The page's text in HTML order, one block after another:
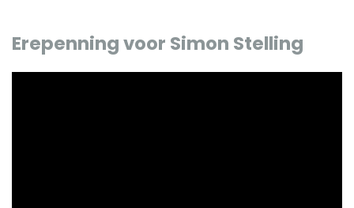
Erepenning voor Simon Stelling